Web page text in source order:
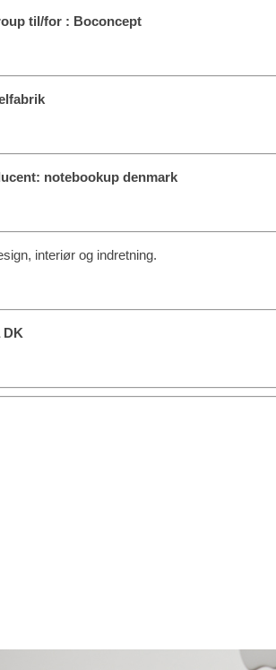
til/for : Boconcept
notebookup denmark
interiør og indretning.